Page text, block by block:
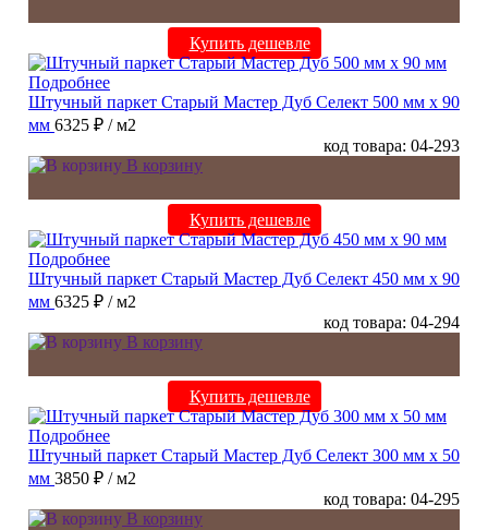
Купить дешевле
Подробнее
Штучный паркет Старый Мастер Дуб Селект 500 мм х 90
мм 6325 ₽ / м2
код товара: 04-293
В корзину
Купить дешевле
Подробнее
Штучный паркет Старый Мастер Дуб Селект 450 мм х 90
мм 6325 ₽ / м2
код товара: 04-294
В корзину
Купить дешевле
Подробнее
Штучный паркет Старый Мастер Дуб Селект 300 мм х 50
мм 3850 ₽ / м2
код товара: 04-295
В корзину